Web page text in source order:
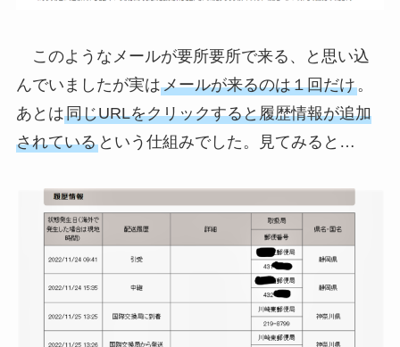
このようなメールが要所要所で来る、と思い込
んでいましたが実はメールが来るのは１回だけ。
あとは同じURLをクリックすると履歴情報が追加
されているという仕組みでした。見てみると…